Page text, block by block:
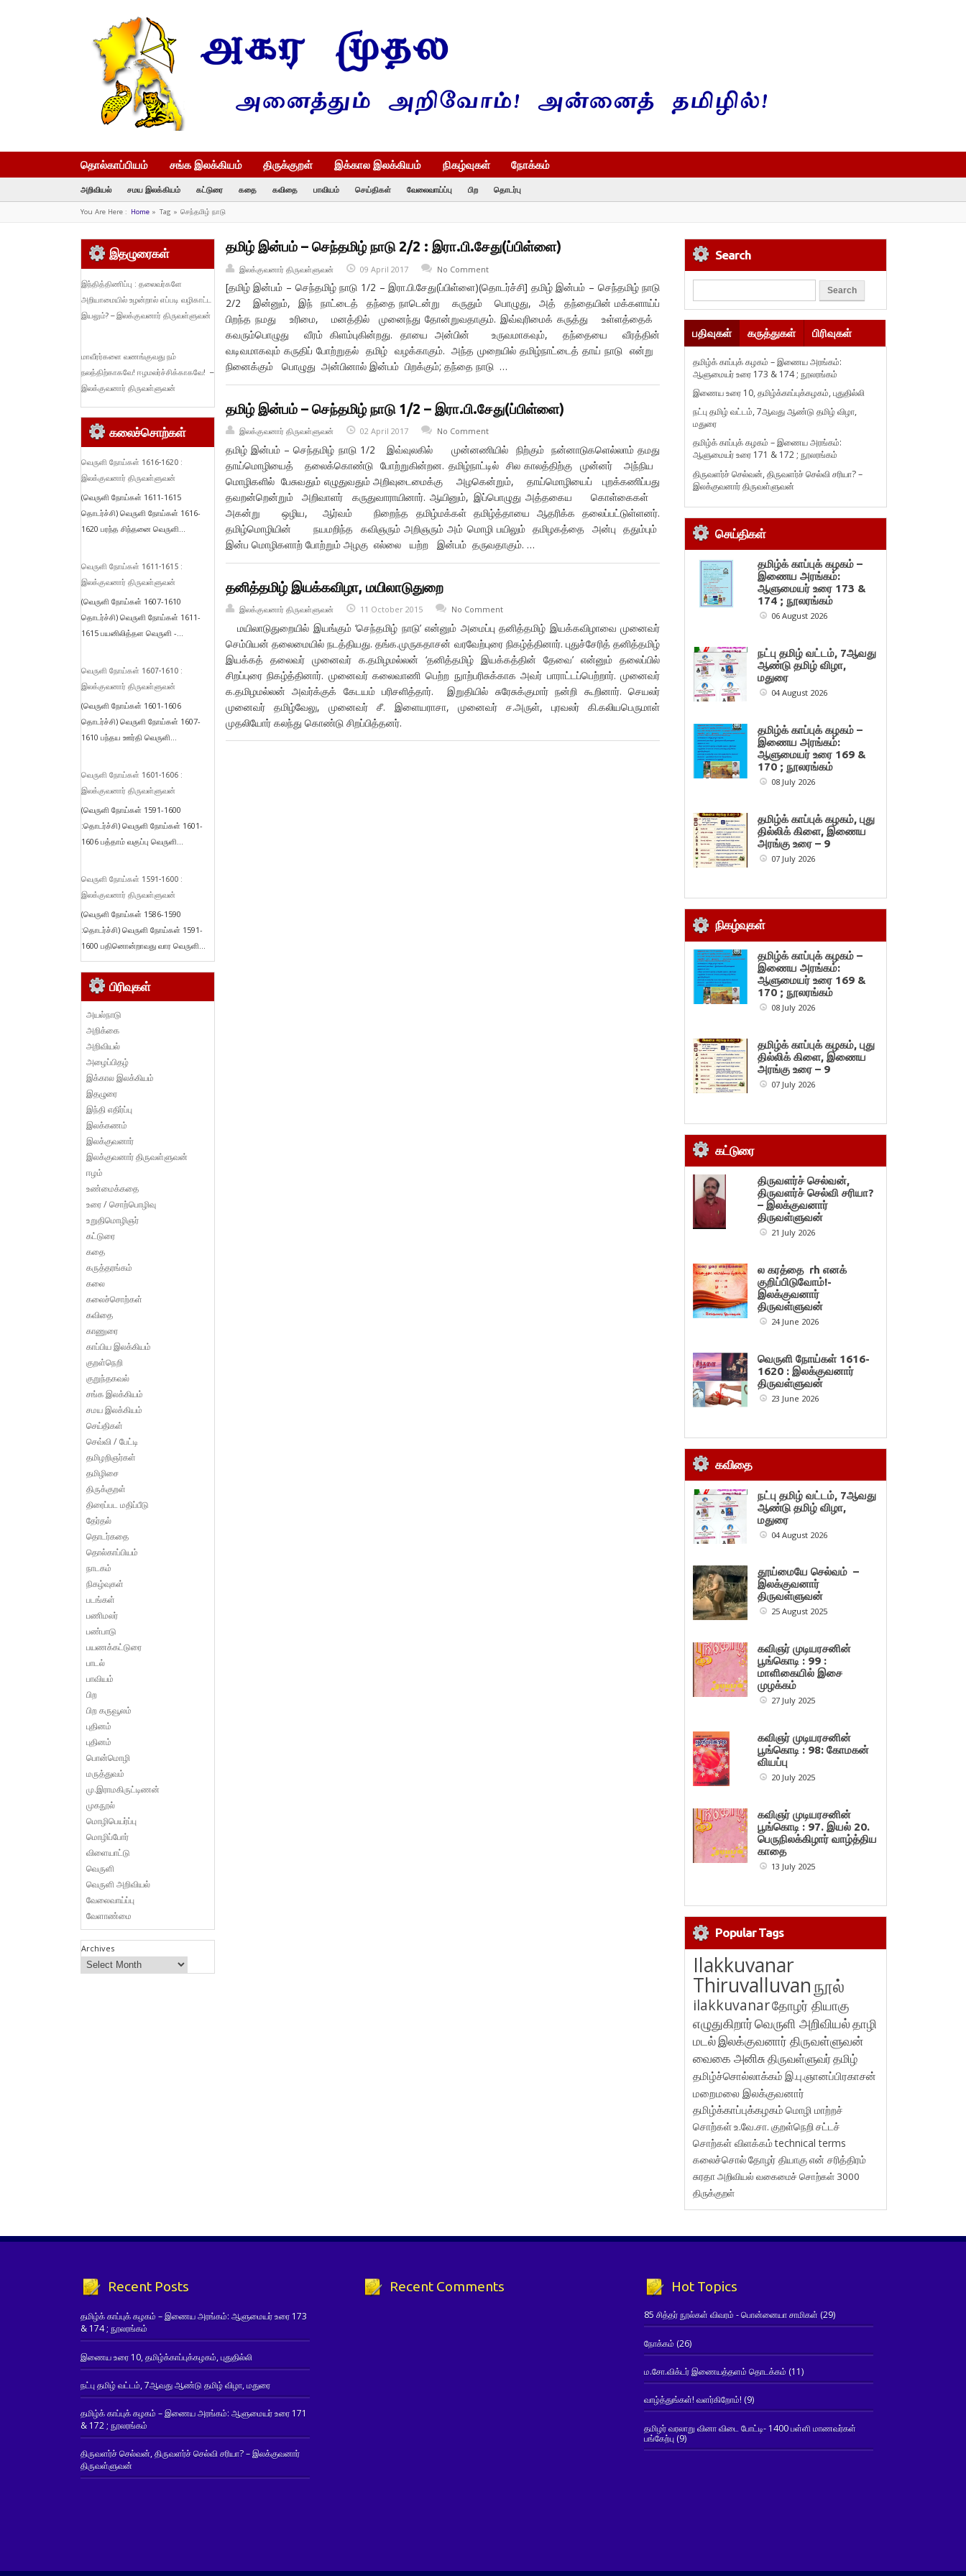
தொல்காப்பியம் சங்க இலக்கியம் திருக்குறள் இக்கால இலக்கியம் நிகழ்வுகள் நோக்கம்
அறிவியல் சமய இலக்கியம் கட்டுரை கதை கவிதை பாவியம் செய்திகள் வேலைவாய்ப்பு பிற தொடர்பு
You Are Here : Home» Tag » செந்தமிழ் நாடு
தமிழ் இன்பம் – செந்தமிழ் நாடு 2/2 : இரா.பி.சேது(ப்பிள்ளை)
இலக்குவனார் திருவள்ளுவன் 09 April 2017 No Comment
[தமிழ் இன்பம் – செந்தமிழ் நாடு 1/2 – இரா.பி.சேது(ப்பிள்ளை)(தொடர்ச்சி] தமிழ் இன்பம் – செந்தமிழ் நாடு
2/2 இன்னும், இந் நாட்டைத் தந்தை நாடென்று கருதும் பொழுது, அத் தந்தையின் மக்களாய்ப்
பிறந்த நமது உரிமை, மனத்தில் முனைந்து தோன்றுவதாகும். இவ்வுரிமைக் கருத்து உள்ளத்தைக்
கவரும்பொழுது வீரம் கிளம்புகின்றது. தாயை அன்பின் உருவமாகவும், தந்தையை வீரத்தின்
வடிவமாகவும் கருதிப் போற்றுதல் தமிழ் வழக்காகும். அந்த முறையில் தமிழ்நாட்டைத் தாய் நாடு என்று
நினைக்கும் பொழுது அன்பினால் இன்பம் பிறக்கும்; தந்தை நாடு …
தமிழ் இன்பம் – செந்தமிழ் நாடு 1/2 – இரா.பி.சேது(ப்பிள்ளை)
இலக்குவனார் திருவள்ளுவன் 02 April 2017 No Comment
தமிழ் இன்பம் – செந்தமிழ் நாடு 1/2 இவ்வுலகில் முன்னணியில் நிற்கும் நன்னாடுகளெல்லாம் தமது
தாய்மொழியைத் தலைக்கொண்டு போற்றுகின்றன. தமிழ்நாட்டில் சில காலத்திற்கு முன்னர் அந்நிய
மொழிகளில் பேசுவதும் எழுதுவதும் அறிவுடைமைக்கு அழகென்றும், தாய்மொழியைப் புறக்கணிப்பது
தவறன்றென்றும் அறிவாளர் கருதுவாராயினார். ஆயினும், இப்பொழுது அத்தகைய கொள்கைகள்
அகன்று ஒழிய, ஆர்வம் நிறைந்த தமிழ்மக்கள் தமிழ்த்தாயை ஆதரிக்க தலைப்பட்டுள்ளனர்.
தமிழ்மொழியின் நயமறிந்த கவிஞரும் அறிஞரும் அம் மொழி பயிலும் தமிழகத்தை அன்பு ததும்பும்
இன்ப மொழிகளாற் போற்றும் அழகு எல்லை யற்ற இன்பம் தருவதாகும். …
தனித்தமிழ் இயக்கவிழா, மயிலாடுதுறை
இலக்குவனார் திருவள்ளுவன் 11 October 2015 No Comment
மயிலாடுதுறையில் இயங்கும் ‘செந்தமிழ் நாடு’ என்னும் அமைப்பு தனித்தமிழ் இயக்கவிழாவை முனைவர்
செம்பியன் தலைமையில் நடத்தியது. தங்க.முருகதாசன் வரவேற்புரை நிகழ்த்தினார். புதுச்சேரித் தனித்தமிழ்
இயக்கத் தலைவர் முனைவர் க.தமிழமல்லன் ‘தனித்தமிழ் இயக்கத்தின் தேவை’ என்னும் தலைப்பில்
சிறப்புரை நிகழ்த்தினார். முனைவர் கலைவாணி பெற்ற நுாற்பரிசுக்காக அவர் பாராட்டப்பெற்றார். முனைவர்
க.தமிழமல்லன் அவர்க்குக் கேடயம் பரிசளித்தார். இறுதியில் சுரேசுக்குமார் நன்றி கூறினார். செயலர்
முனைவர் தமிழ்வேலு, முனைவர் சீ. இளையராசா, முனைவர் ச.அருள், புரவலர் கி.கலியபெருமாள்
முதலியோர் கலந்து கொண்டு சிறப்பித்தனர்.
இதழுரைகள்
இந்தித்திணிப்பு : தலைவர்களே
அறியாமையில் உழன்றால் எப்படி வழிகாட்ட
இயலும்? – இலக்குவனார் திருவள்ளுவன்
மாவீரர்களை வணங்குவது நம்
நலத்திற்காகவே! ஈழமலர்ச்சிக்காகவே! –
இலக்குவனார் திருவள்ளுவன்
கலைச்சொற்கள்
வெருளி நோய்கள் 1616-1620 :
இலக்குவனார் திருவள்ளுவன்
(வெருளி நோய்கள் 1611-1615
தொடர்ச்சி) வெருளி நோய்கள் 1616-
1620 பரந்த சிந்தனை வெருளி...
வெருளி நோய்கள் 1611-1615 :
இலக்குவனார் திருவள்ளுவன்
(வெருளி நோய்கள் 1607-1610
தொடர்ச்சி) வெருளி நோய்கள் 1611-
1615 பயனிலித்தள வெருளி -...
வெருளி நோய்கள் 1607-1610 :
இலக்குவனார் திருவள்ளுவன்
(வெருளி நோய்கள் 1601-1606
தொடர்ச்சி) வெருளி நோய்கள் 1607-
1610 பந்தய ஊர்தி வெருளி...
வெருளி நோய்கள் 1601-1606 :
இலக்குவனார் திருவள்ளுவன்
(வெருளி நோய்கள் 1591-1600
:தொடர்ச்சி) வெருளி நோய்கள் 1601-
1606 பத்தாம் வகுப்பு வெருளி...
வெருளி நோய்கள் 1591-1600 :
இலக்குவனார் திருவள்ளுவன்
(வெருளி நோய்கள் 1586-1590
:தொடர்ச்சி) வெருளி நோய்கள் 1591-
1600 பதினொன்றாவது வார வெருளி...
பிரிவுகள்
அயல்நாடு
அறிக்கை
அறிவியல்
அழைப்பிதழ்
இக்கால இலக்கியம்
இதழுரை
இந்தி எதிர்ப்பு
இலக்கணம்
இலக்குவனார்
இலக்குவனார் திருவள்ளுவன்
ஈழம்
உண்மைக்கதை
உரை / சொற்பொழிவு
உறுதிமொழிஞர்
கட்டுரை
கதை
கருத்தரங்கம்
கலை
கலைச்சொற்கள்
கவிதை
காணுரை
காப்பிய இலக்கியம்
குறள்நெறி
குறுந்தகவல்
சங்க இலக்கியம்
சமய இலக்கியம்
செய்திகள்
செவ்வி / பேட்டி
தமிழறிஞர்கள்
தமிழிசை
திருக்குறள்
திரைப்பட மதிப்பீடு
தேர்தல்
தொடர்கதை
தொல்காப்பியம்
நாடகம்
நிகழ்வுகள்
படங்கள்
பணிமலர்
பண்பாடு
பயணக்கட்டுரை
பாடல்
பாவியம்
பிற
பிற கருவூலம்
புதினம்
புதினம்
பொன்மொழி
மருத்துவம்
மு.இராமகிருட்டிணன்
முகநூல்
மொழிபெயர்ப்பு
மொழிப்போர்
விளையாட்டு
வெருளி
வெருளி அறிவியல்
வேலைவாய்ப்பு
வேளாண்மை
Archives
Search
பதிவுகள் கருத்துகள் பிரிவுகள்
தமிழ்க் காப்புக் கழகம் – இணைய அரங்கம்:
ஆளுமையர் உரை 173 & 174 ; நூலரங்கம்
இணைய உரை 10, தமிழ்க்காப்புக்கழகம், புதுதில்லி
நட்பு தமிழ் வட்டம், 7ஆவது ஆண்டு தமிழ் விழா,
மதுரை
தமிழ்க் காப்புக் கழகம் – இணைய அரங்கம்:
ஆளுமையர் உரை 171 & 172 ; நூலரங்கம்
திருவளர்ச் செல்வன், திருவளர்ச் செல்வி சரியா? –
இலக்குவனார் திருவள்ளுவன்
செய்திகள்
தமிழ்க் காப்புக் கழகம் –
இணைய அரங்கம்:
ஆளுமையர் உரை 173 &
174 ; நூலரங்கம்
06 August 2026
நட்பு தமிழ் வட்டம், 7ஆவது
ஆண்டு தமிழ் விழா,
மதுரை
04 August 2026
தமிழ்க் காப்புக் கழகம் –
இணைய அரங்கம்:
ஆளுமையர் உரை 169 &
170 ; நூலரங்கம்
08 July 2026
தமிழ்க் காப்புக் கழகம், புது
தில்லிக் கிளை, இணைய
அரங்கு உரை – 9
07 July 2026
நிகழ்வுகள்
தமிழ்க் காப்புக் கழகம் –
இணைய அரங்கம்:
ஆளுமையர் உரை 169 &
170 ; நூலரங்கம்
08 July 2026
தமிழ்க் காப்புக் கழகம், புது
தில்லிக் கிளை, இணைய
அரங்கு உரை – 9
07 July 2026
கட்டுரை
திருவளர்ச் செல்வன்,
திருவளர்ச் செல்வி சரியா?
– இலக்குவனார்
திருவள்ளுவன்
21 July 2026
ல கரத்தை rh எனக்
குறிப்பிடுவோம்!-
இலக்குவனார்
திருவள்ளுவன்
24 June 2026
வெருளி நோய்கள் 1616-
1620 : இலக்குவனார்
திருவள்ளுவன்
23 June 2026
கவிதை
நட்பு தமிழ் வட்டம், 7ஆவது
ஆண்டு தமிழ் விழா,
மதுரை
04 August 2026
தூய்மையே செல்வம் –
இலக்குவனார்
திருவள்ளுவன்
25 August 2025
கவிஞர் முடியரசனின்
பூங்கொடி : 99 :
மாளிகையில் இசை
முழக்கம்
27 July 2025
கவிஞர் முடியரசனின்
பூங்கொடி : 98: கோமகன்
வியப்பு
20 July 2025
கவிஞர் முடியரசனின்
பூங்கொடி : 97. இயல் 20.
பெருநிலக்கிழார் வாழ்த்திய
காதை
13 July 2025
Popular Tags
Ilakkuvanar
Thiruvalluvanநூல்
ilakkuvanarதோழர் தியாகு
எழுதுகிறார்வெருளி அறிவியல்தாழி
மடல்இலக்குவனார் திருவள்ளுவன்
வைகை அனிசுதிருவள்ளுவர்தமிழ்
தமிழ்ச்சொல்லாக்கம் இ.பு.ஞானப்பிரகாசன்
மறைமலை இலக்குவனார்
தமிழ்க்காப்புக்கழகம் மொழி மாற்றச்
சொற்கள்உ.வே.சா. குறள்நெறி சட்டச்
சொற்கள் விளக்கம்technical terms
கலைச்சொல்தோழர் தியாகுஎன் சரித்திரம்
சுரதாஅறிவியல் வகைமைச் சொற்கள் 3000
திருக்குறள்
Recent Posts
தமிழ்க் காப்புக் கழகம் – இணைய அரங்கம்: ஆளுமையர் உரை 173
& 174 ; நூலரங்கம்
இணைய உரை 10, தமிழ்க்காப்புக்கழகம், புதுதில்லி
நட்பு தமிழ் வட்டம், 7ஆவது ஆண்டு தமிழ் விழா, மதுரை
தமிழ்க் காப்புக் கழகம் – இணைய அரங்கம்: ஆளுமையர் உரை 171
& 172 ; நூலரங்கம்
திருவளர்ச் செல்வன், திருவளர்ச் செல்வி சரியா? – இலக்குவனார்
திருவள்ளுவன்
Recent Comments Hot Topics
85 சித்தர் நூல்கள் விவரம் - பொன்னையா சாமிகள் (29)
நோக்கம் (26)
ம.சோ.விக்டர் இணையத்தளம் தொடக்கம் (11)
வாழ்த்துங்கள்! வளர்கிறோம்! (9)
தமிழர் வரலாறு வினா விடை போட்டி- 1400 பள்ளி மாணவர்கள்
பங்கேற்பு(9)